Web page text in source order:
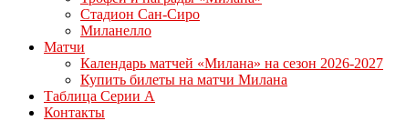
Стадион Сан-Сиро
Миланелло
Матчи
Календарь матчей «Милана» на сезон 2026-2027
Купить билеты на матчи Милана
Таблица Серии А
Контакты